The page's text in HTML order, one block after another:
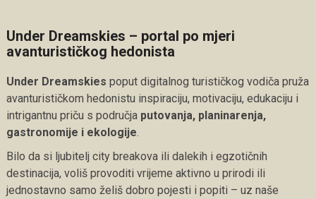
Under Dreamskies – portal po mjeri
avanturističkog hedonista
Under Dreamskies poput digitalnog turističkog vodiča pruža
avanturističkom hedonistu inspiraciju, motivaciju, edukaciju i
intrigantnu priču s područja putovanja, planinarenja,
gastronomije i ekologije
Bilo da si ljubitelj city breakova ili dalekih i egzotičnih
destinacija, voliš provoditi vrijeme aktivno u prirodi ili
jednostavno samo želiš dobro pojesti i popiti – uz naše